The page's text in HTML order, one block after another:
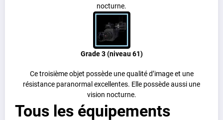
nocturne.
Grade 3 (niveau 61)
Ce troisième objet possède une qualité d’image et une
résistance paranormal excellentes. Elle possède aussi une
vision nocturne.
Tous les équipements